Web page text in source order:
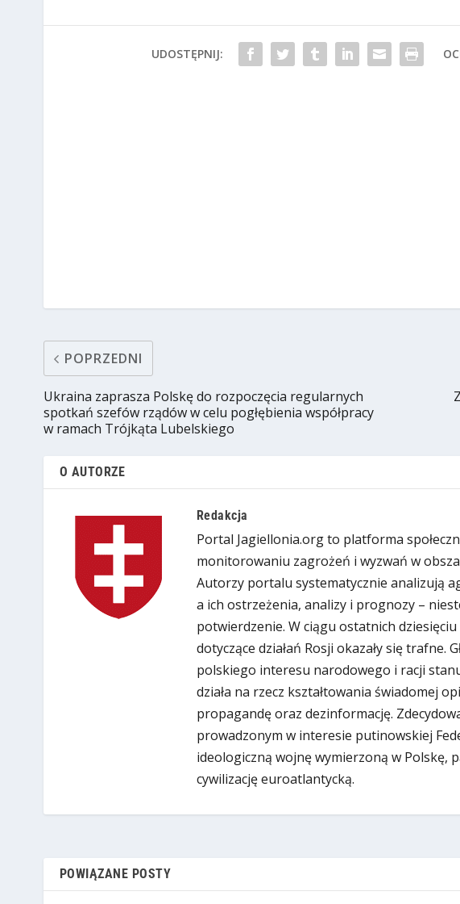
UDOSTĘPNIJ:
POPRZEDNI
Ukraina zaprasza Polskę do rozpoczęcia regularnych
spotkań szefów rządów w celu pogłębienia współpracy
w ramach Trójkąta Lubelskiego
O AUTORZE
Redakcja
Portal Jagiellonia.org to platforma
monitorowaniu zagrożeń i wyzwań w
Autorzy portalu systematycznie analizują
a ich ostrzeżenia, analizy i prognozy –
potwierdzenie. W ciągu ostatnich
dotyczące działań Rosji okazały się trafne.
polskiego interesu narodowego i racji
działa na rzecz kształtowania świadomej
propagandę oraz dezinformację.
prowadzonym w interesie putinowskiej
ideologiczną wojnę wymierzoną w Polskę,
cywilizację euroatlantycką.
POWIĄZANE POSTY